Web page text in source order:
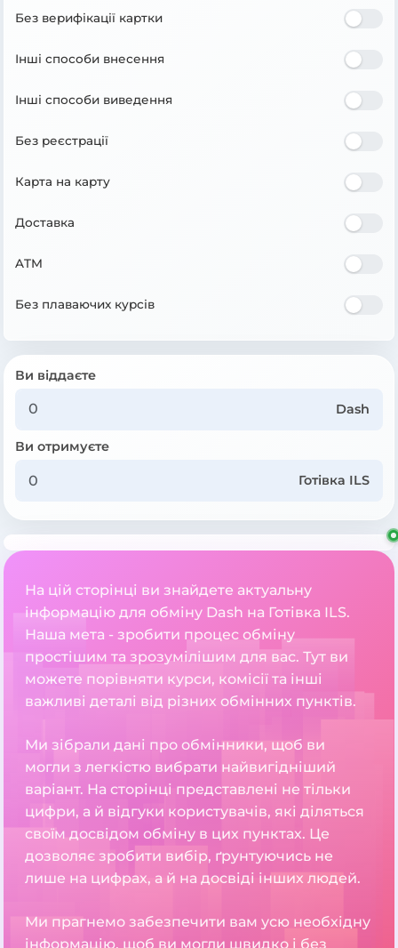
Без верифікації картки
Інші способи внесення
Інші способи виведення
Без реєстрації
Карта на карту
Доставка
ATM
Без плаваючих курсів
Ви віддаєте
Dash
Ви отримуєте
Готівка ILS
На цій сторінці ви знайдете актуальну
інформацію для обміну Dash на Готівка ILS.
Наша мета - зробити процес обміну
простішим та зрозумілішим для вас. Тут ви
можете порівняти курси, комісії та інші
важливі деталі від різних обмінних пунктів.
Ми зібрали дані про обмінники, щоб ви
могли з легкістю вибрати найвигідніший
варіант. На сторінці представлені не тільки
цифри, а й відгуки користувачів, які діляться
своїм досвідом обміну в цих пунктах. Це
дозволяє зробити вибір, ґрунтуючись не
лише на цифрах, а й на досвіді інших людей.
Ми прагнемо забезпечити вам усю необхідну
інформацію, щоб ви могли швидко і без